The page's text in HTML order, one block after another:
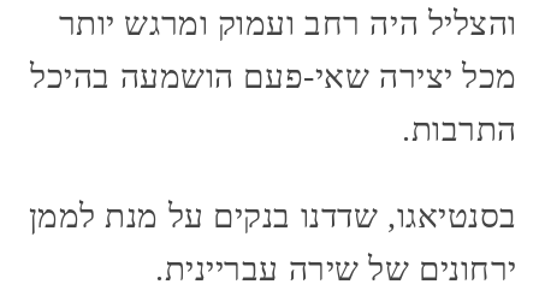
והצליל היה רחב ועמוק ומרגש יותר
מכל יצירה שאי-פעם הושמעה בהיכל
התרבות.
בסנטיאגו, שדדנו בנקים על מנת לממן
ירחונים של שירה עבריינית.